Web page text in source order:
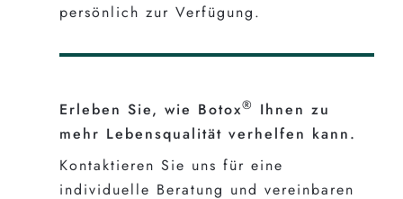
persönlich zur Verfügung.
Erleben Sie, wie Botox® Ihnen zu
mehr Lebensqualität verhelfen kann.
Kontaktieren Sie uns für eine
individuelle Beratung und vereinbaren